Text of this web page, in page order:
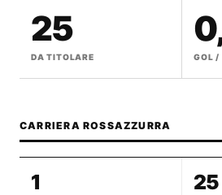
25
DA TITOLARE GOL /
CARRIERA ROSSAZZURRA
1 25